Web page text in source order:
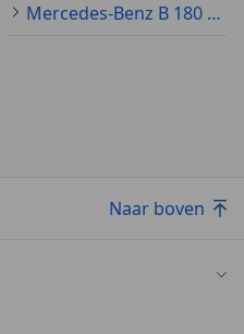
Mercedes-Benz B 180 Occasion
Naar boven